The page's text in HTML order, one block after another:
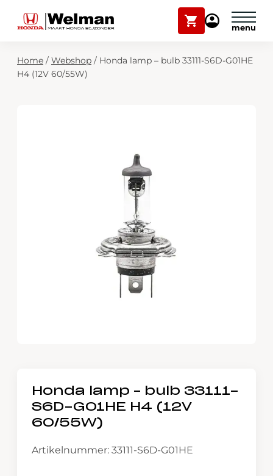
Winkelwagen
Mijn
Modellen
Zoekfunctie
Home / Webshop / Honda lamp – bulb 33111-S6D-G01HE
H4 (12V 60/55W)
Honda lamp – bulb 33111-
S6D-G01HE H4 (12V
60/55W)
Artikelnummer: 33111-S6D-G01HE